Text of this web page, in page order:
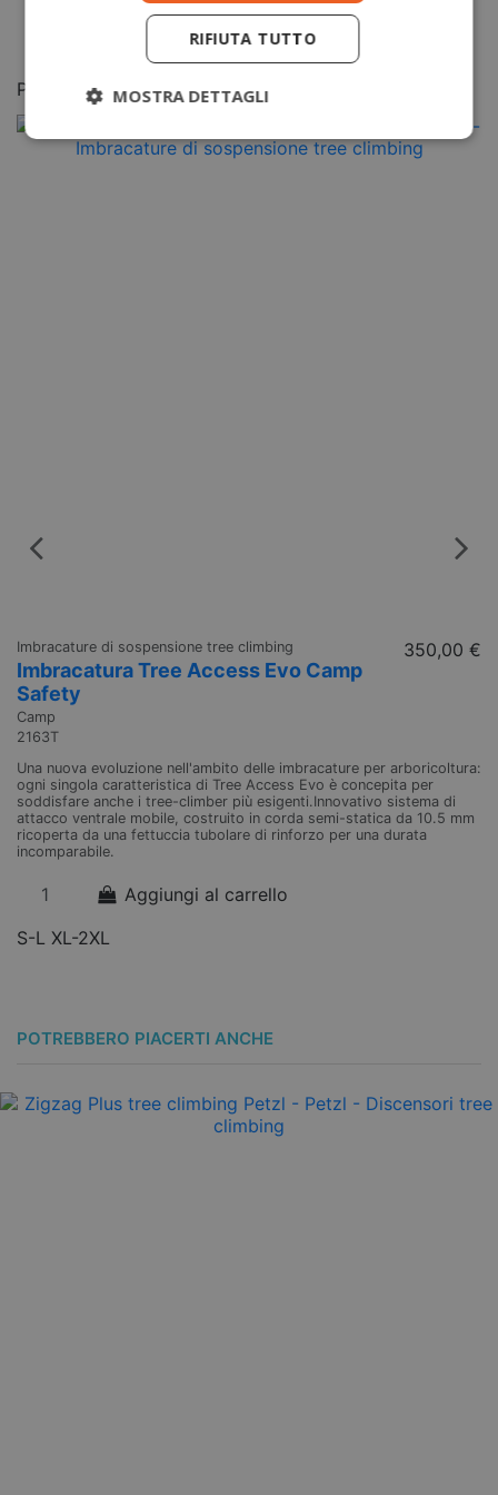
Potrebbero piacerti anche
Imbracature di sospensione tree climbing
Imbracatura Tree Access Evo Camp
Safety
Camp
2163T
350,00 €
Una nuova evoluzione nell'ambito delle imbracature per arboricoltura:
ogni singola caratteristica di Tree Access Evo è concepita per
soddisfare anche i tree-climber più esigenti.Innovativo sistema di
attacco ventrale mobile, costruito in corda semi-statica da 10.5 mm
ricoperta da una fettuccia tubolare di rinforzo per una durata
incomparabile.
Aggiungi al carrello
S-L XL-2XL
POTREBBERO PIACERTI ANCHE
RIFIUTA TUTTO
MOSTRA DETTAGLI